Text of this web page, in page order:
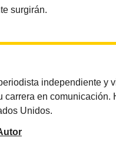
surgirán.
independiente y
carrera en comunicación.
Unidos.